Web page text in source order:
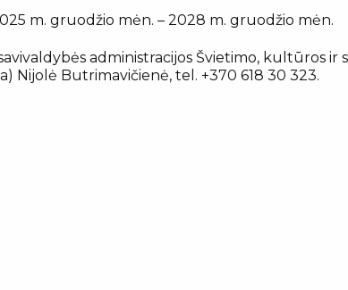
m. gruodžio mėn. – 2028 m. gruodžio mėn.
administracijos Švietimo, kultūros
Nijolė Butrimavičienė, tel. +370 618 30 323.